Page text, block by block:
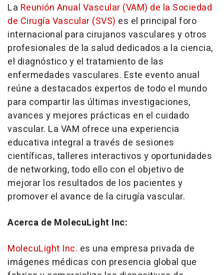
La Reunión Anual Vascular (VAM) de la Sociedad
de Cirugía Vascular (SVS) es el principal foro
internacional para cirujanos vasculares y otros
profesionales de la salud dedicados a la ciencia,
el diagnóstico y el tratamiento de las
enfermedades vasculares. Este evento anual
reúne a destacados expertos de todo el mundo
para compartir las últimas investigaciones,
avances y mejores prácticas en el cuidado
vascular. La VAM ofrece una experiencia
educativa integral a través de sesiones
científicas, talleres interactivos y oportunidades
de networking, todo ello con el objetivo de
mejorar los resultados de los pacientes y
promover el avance de la cirugía vascular.
Acerca de MolecuLight Inc:
MolecuLight Inc. es una empresa privada de
imágenes médicas con presencia global que